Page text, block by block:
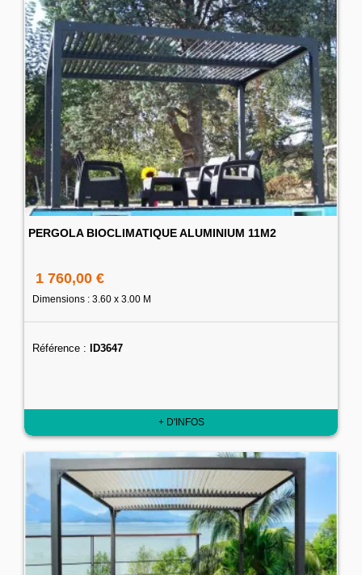
PERGOLA BIOCLIMATIQUE ALUMINIUM 11M2
1 760,00 €
Dimensions : 3.60 x 3.00 M
Référence : ID3647
+ D'INFOS